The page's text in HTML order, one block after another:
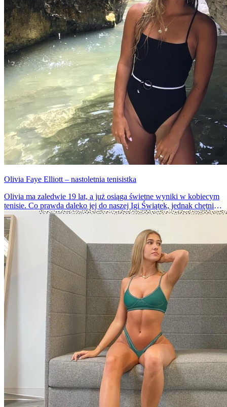
Olivia Faye Elliott – nastoletnia tenisistka
Olivia ma zaledwie 19 lat, a już osiąga świetne wyniki w kobiecym
tenisie. Co prawda daleko jej do naszej Igi Świątek, jednak chętnie
patrzymy na takie młode talenty i niewątpliwie będziemy kibicować
w dalszej karierze.